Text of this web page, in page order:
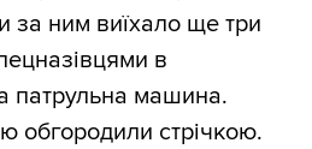
за ним виїхало ще три
в
патрульна машина.
обгородили стрічкою.